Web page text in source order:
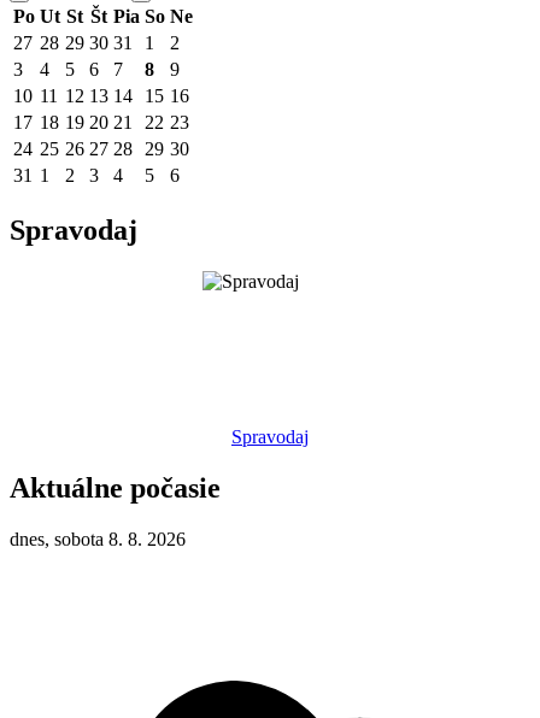
Po Ut St Št Pia So Ne
27 28 29 30 31 1
2
3
4 5 6 7 8
9
10 11 12 13 14 15 16
17 18 19 20 21 22 23
24 25 26 27 28 29 30
31 1 2 3 4 5 6
Spravodaj
Spravodaj
Aktuálne počasie
dnes, sobota 8. 8. 2026